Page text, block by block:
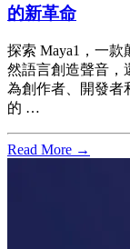
的新革命
探索 Maya1，一
然語言創造聲音，
為創作者、開發者
的 …
Read More →